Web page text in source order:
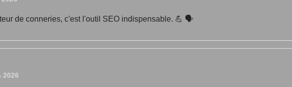
de conneries, c'est l'outil SEO indispensable. 💪 🗣️
2026